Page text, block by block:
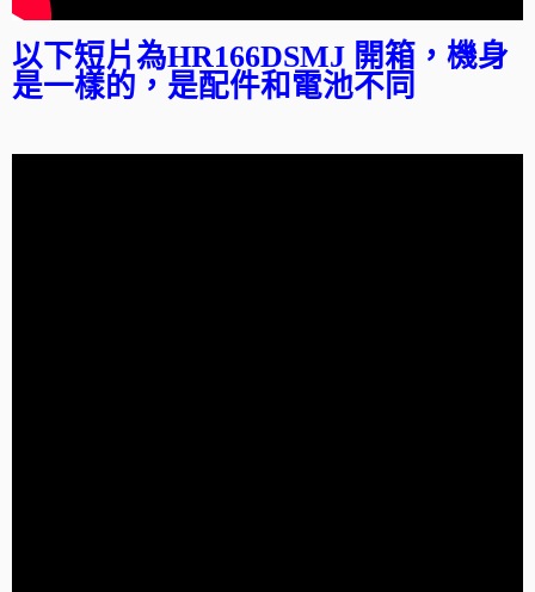
以下短片為HR166DSMJ 開箱，機身
是一樣的，是配件和電池不同